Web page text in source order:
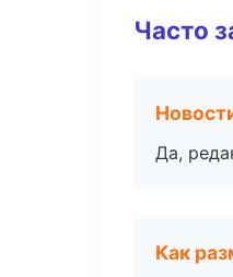
Часто
Да,
Как